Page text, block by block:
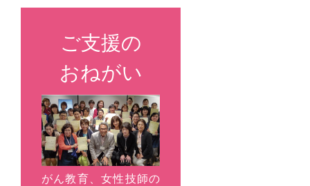
ご支援の
おねがい
がん教育、女性技師の